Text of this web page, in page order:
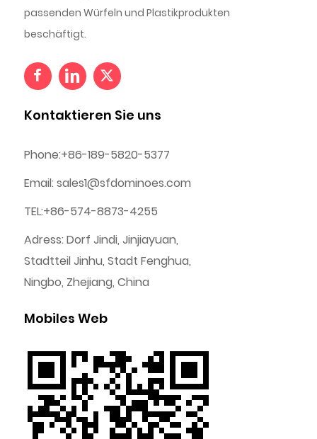
passenden Würfeln und Plastikprodukten
beschäftigt.
Kontaktieren Sie uns
Phone:+86-189-5820-5377
Email: sales1@sfdominoes.com
TEL:+86-574-8873-4255
Adress: Dorf Jindi, Jinjiayuan,
Stadtteil Jinhu, Stadt Fenghua,
Ningbo, Zhejiang, China
Mobiles Web